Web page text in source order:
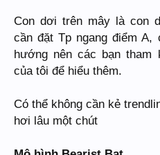
Con dơi trên mây là con
cần đặt Tp ngang điểm
hướng nên các bạn tham
của tôi để hiểu thêm.
Có thể không cần kẻ
hơi lâu một chút